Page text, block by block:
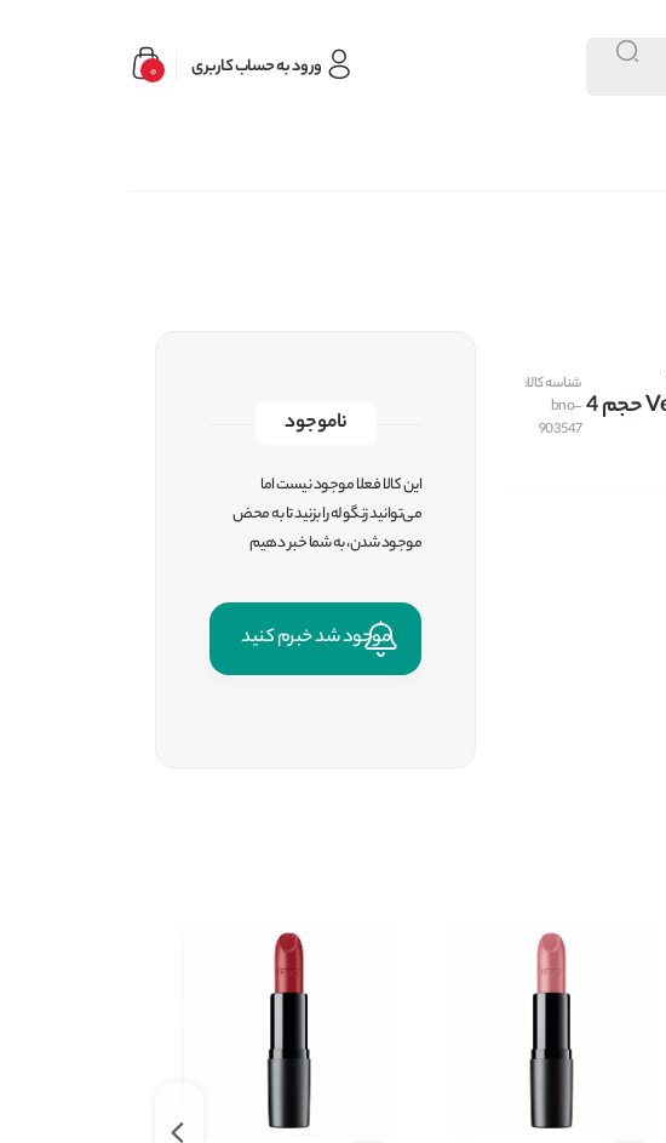
ورود به حساب کاربری 0
MAKEUP FACTORY مدل Velvet Mat حجم 4
شناسه کالا:
bno-
903547
ناموجود
این کالا فعلا موجود نیست اما
می‌توانید زنگوله را بزنید تا به محض
موجود شدن، به شما خبر دهیم
موجود شد خبرم کنید